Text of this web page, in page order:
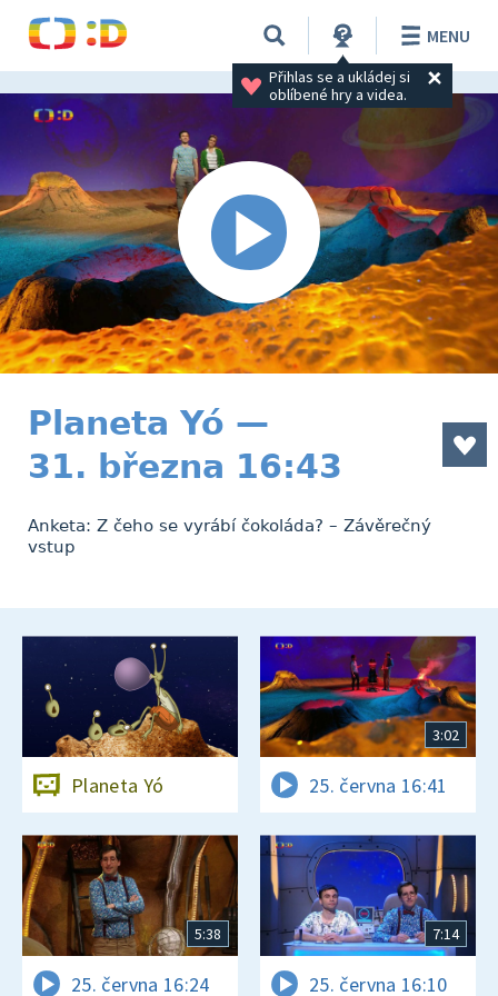
Přihlas se a ukládej si
oblíbené hry a videa.
MENU
Planeta Yó —
31. března 16:43
Anketa: Z čeho se vyrábí čokoláda? – Závěrečný
vstup
Planeta Yó
3:02
25. června 16:41
5:38
25. června 16:24
7:14
25. června 16:10